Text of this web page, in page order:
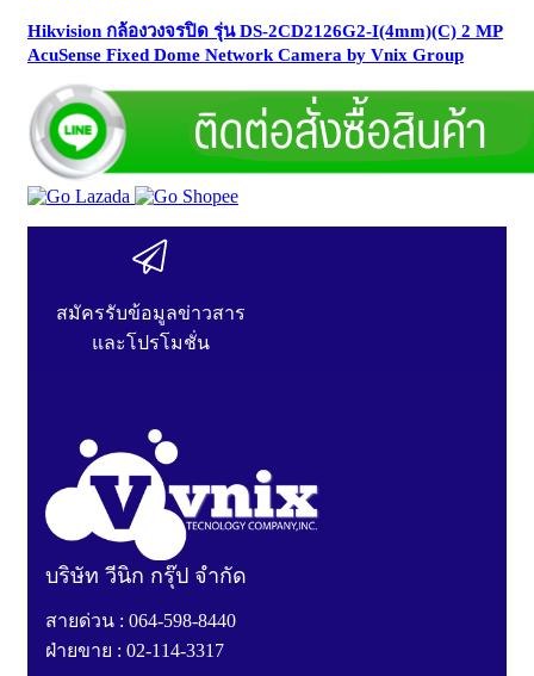
Hikvision กล้องวงจรปิด รุ่น DS-2CD2126G2-I(4mm)(C) 2 MP
AcuSense Fixed Dome Network Camera by Vnix Group
สมัครรับข้อมูลข่าวสาร
และโปรโมชั่น
บริษัท วีนิก กรุ๊ป จำกัด
สายด่วน : 064-598-8440
ฝ่ายขาย : 02-114-3317